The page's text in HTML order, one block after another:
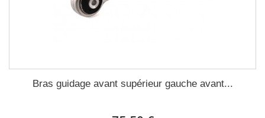
Bras guidage avant supérieur gauche avant...